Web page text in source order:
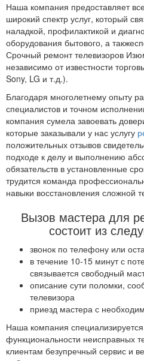
Наша компания предоставляет
широкий спектр услуг, который
наладкой, профилактикой и
оборудования бытового, а
Срочный ремонт телевизоров
независимо от известности
Sony, LG и т.д.).
Благодаря многолетнему опыту
специалистов и точном
компания сумела завоевать
которые заказывали у нас услугу
положительных отзывов
подходе к делу и выполнению
обязательств в установленные
трудится команда
навыки восстановления сложной
Вызов мастера для
состоит из
звонок по телефону или
в течение 10-15 минут с
связывается свободный
описание сути поломки,
телевизора
приезд мастера с
Наша компания
функциональности неисправных
клиентам безупречный сервис и